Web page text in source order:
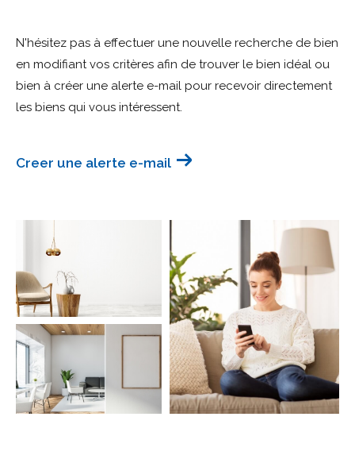
N'hésitez pas à effectuer une nouvelle recherche de bien
en modifiant vos critères afin de trouver le bien idéal ou
bien à créer une alerte e-mail pour recevoir directement
les biens qui vous intéressent.
Creer une alerte e-mail
Budget
Surface
Surface
Pièces
AFFINER LES CRITÈRES
TERRASSE PARKING PISCINE
FILTRER PAR
COUPS DE COEUR
EXCLUSIVITÉS NOUVEAUTÉS